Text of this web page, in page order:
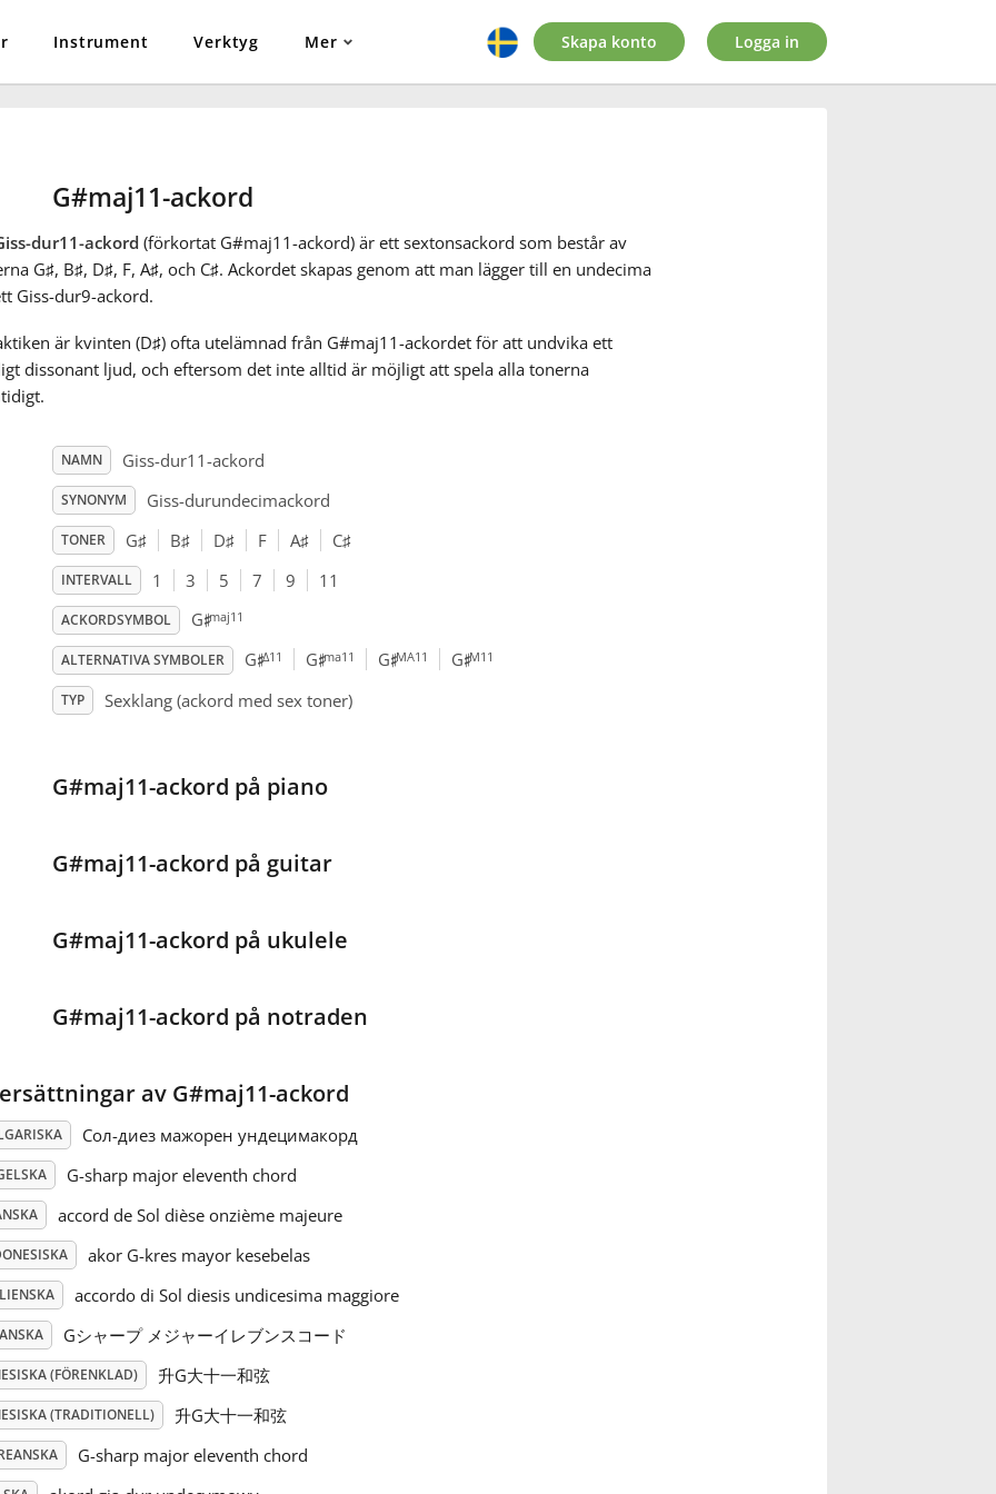
Instrument Verktyg Mer Skapa konto Logga in
G#maj11-ackord
dur11-ackord (förkortat G#maj11-ackord) är ett sextonsackord som består av
G♯, B♯, D♯, F, A♯, och C♯. Ackordet skapas genom att man lägger till en undecima
Giss-dur9-ackord.
är kvinten (D♯) ofta utelämnad från G#maj11-ackordet för att undvika ett
dissonant ljud, och eftersom det inte alltid är möjligt att spela alla tonerna
NAMN Giss-dur11-ackord
SYNONYM Giss-durundecimackord
TONER G♯ B♯ D♯ F A♯ C♯
INTERVALL 1 3 5 7 9 11
ACKORDSYMBOL G♯maj11
ALTERNATIVA SYMBOLER G♯Δ11 G♯ma11 G♯MA11 G♯M11
TYP Sexklang (ackord med sex toner)
G#maj11-ackord på piano
G#maj11-ackord på guitar
G#maj11-ackord på ukulele
G#maj11-ackord på notraden
av G#maj11-ackord
Сол-диез мажорен ундецимакорд
G-sharp major eleventh chord
accord de Sol dièse onzième majeure
akor G-kres mayor kesebelas
accordo di Sol diesis undicesima maggiore
Gシャープ メジャーイレブンスコード
(FÖRENKLAD) 升G大十一和弦
(TRADITIONELL) 升G大十一和弦
G-sharp major eleventh chord